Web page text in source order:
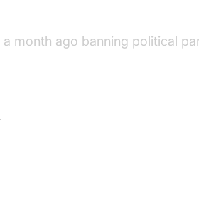
month ago banning political